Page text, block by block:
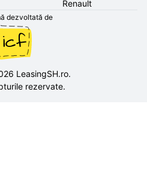
Renault
dezvoltată de
LeasingSH.ro.
rezervate.